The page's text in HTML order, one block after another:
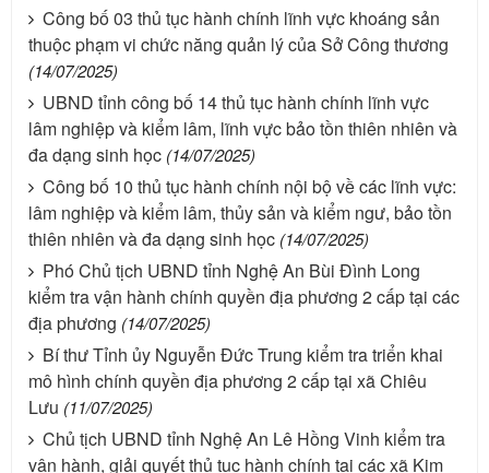
Công bố 03 thủ tục hành chính lĩnh vực khoáng sản
thuộc phạm vi chức năng quản lý của Sở Công thương
(14/07/2025)
UBND tỉnh công bố 14 thủ tục hành chính lĩnh vực
lâm nghiệp và kiểm lâm, lĩnh vực bảo tồn thiên nhiên và
đa dạng sinh học (14/07/2025)
Công bố 10 thủ tục hành chính nội bộ về các lĩnh vực:
lâm nghiệp và kiểm lâm, thủy sản và kiểm ngư, bảo tồn
thiên nhiên và đa dạng sinh học (14/07/2025)
Phó Chủ tịch UBND tỉnh Nghệ An Bùi Đình Long
kiểm tra vận hành chính quyền địa phương 2 cấp tại các
địa phương (14/07/2025)
Bí thư Tỉnh ủy Nguyễn Đức Trung kiểm tra triển khai
mô hình chính quyền địa phương 2 cấp tại xã Chiêu
Lưu (11/07/2025)
Chủ tịch UBND tỉnh Nghệ An Lê Hồng Vinh kiểm tra
vận hành, giải quyết thủ tục hành chính tại các xã Kim